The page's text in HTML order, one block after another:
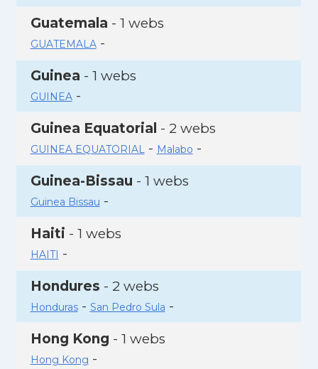
Guatemala - 1 webs
GUATEMALA-
Guinea - 1 webs
GUINEA-
Guinea Equatorial - 2 webs
GUINEA EQUATORIAL- Malabo -
Guinea-Bissau - 1 webs
Guinea Bissau -
Haiti - 1 webs
HAITI -
Hondures - 2 webs
Honduras- San Pedro Sula -
Hong Kong - 1 webs
Hong Kong -